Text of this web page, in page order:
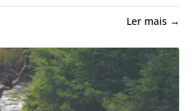
Ler mais →